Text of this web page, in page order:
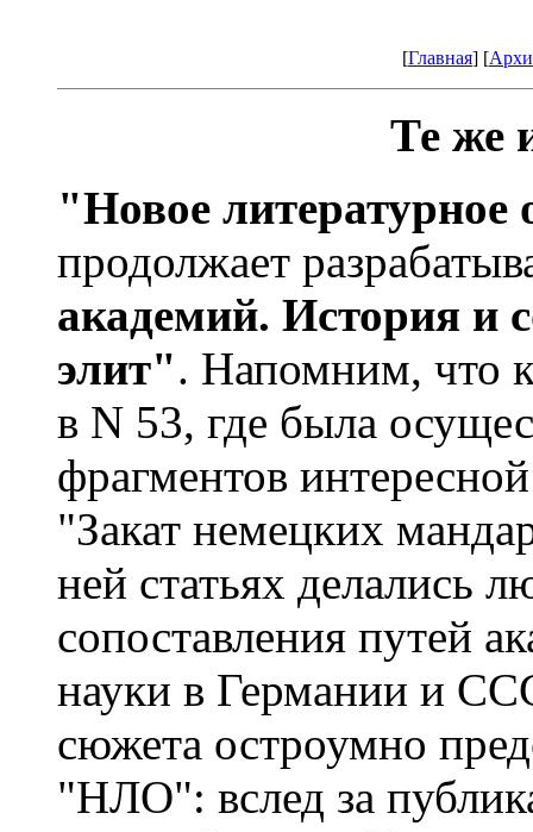
[Главная] [
Те же
"Новое литературное
продолжает
академий. История и
элит". Напомним, что
в N 53, где была
фрагментов
"Закат немецких
ней статьях делались
сопоставления путей
науки в Германии и
сюжета остроумно
"НЛО": вслед за